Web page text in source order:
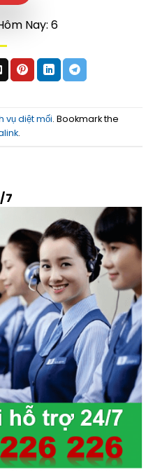
Nay: 6
vụ diệt mối. Bookmark the
.
7